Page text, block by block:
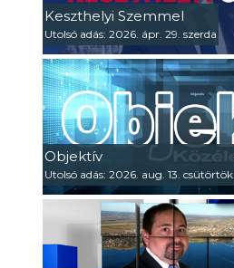
Keszthelyi Szemmel
Utolsó adás: 2026. ápr. 29. szerda
Objektív
Utolsó adás: 2026. aug. 13. csütörtök